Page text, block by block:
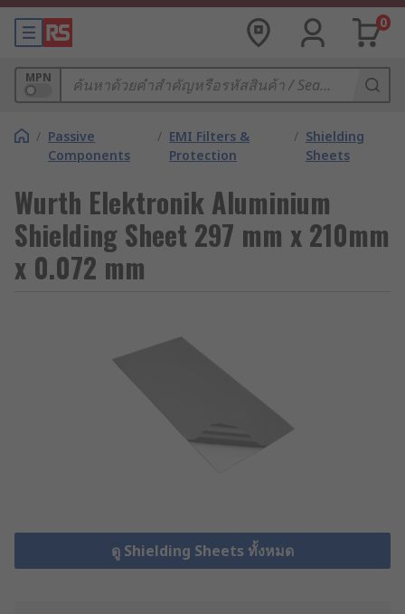
0
MPN
/ Passive
Components
/ EMI Filters &
Protection
/ Shielding
Sheets
Wurth Elektronik Aluminium
Shielding Sheet 297 mm x 210mm
x 0.072 mm
ดู Shielding Sheets ทั้งหมด